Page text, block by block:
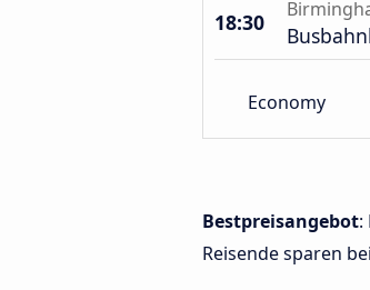
18:30
Economy
Bestpreisangebot:
Reisende sparen